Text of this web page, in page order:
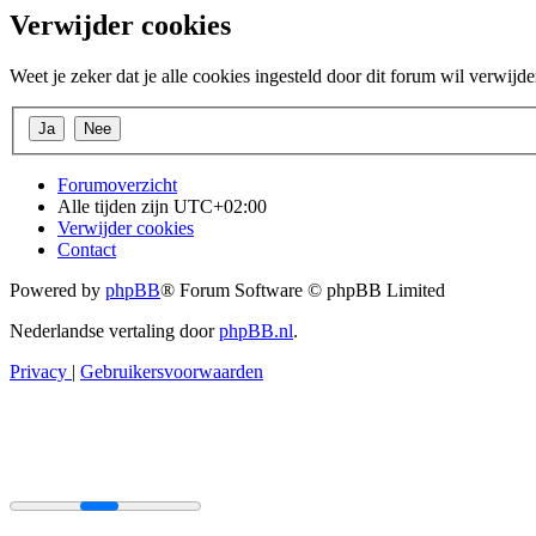
Verwijder cookies
Weet je zeker dat je alle cookies ingesteld door dit forum wil
Forumoverzicht
Alle tijden zijn UTC+02:00
Verwijder cookies
Contact
Powered by phpBB® Forum Software © phpBB Limited
Nederlandse vertaling doorphpBB.nl.
Privacy | Gebruikersvoorwaarden